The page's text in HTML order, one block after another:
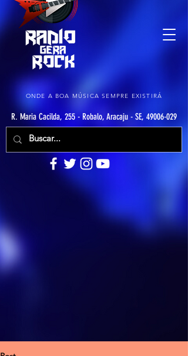
ONDE A BOA MÚSICA SEMPRE EXISTIRÁ
R. Maria Cacilda, 255 - Robalo, Aracaju - SE, 49006-029